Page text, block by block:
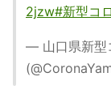
2jzw#新型コ
— 山口県新型